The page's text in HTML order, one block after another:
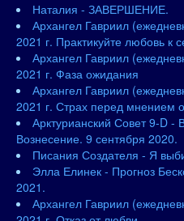
Наталия - ЗАВЕРШЕНИЕ.
Архангел Гавриил
2021 г. Практикуйте любовь к
Архангел Гавриил
2021 г. Фаза ожидания
Архангел Гавриил
2021 г. Страх перед мнением
Арктурианский Совет 9-D
Вознесение. 9 сентября 2020.
Писания Создателя - Я
Элла Елинек - Прогноз
2021.
Архангел Гавриил